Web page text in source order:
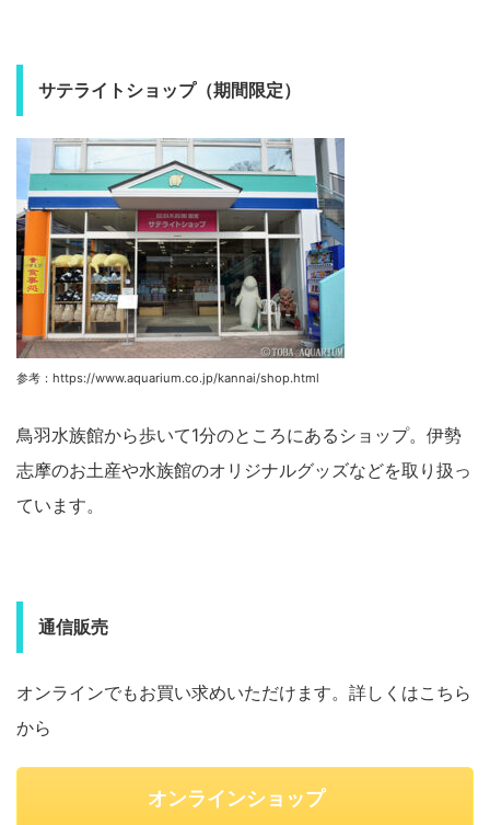
サテライトショップ（期間限定）
参考：https://www.aquarium.co.jp/kannai/shop.html
鳥羽水族館から歩いて1分のところにあるショップ。伊勢
志摩のお土産や水族館のオリジナルグッズなどを取り扱っ
ています。
通信販売
オンラインでもお買い求めいただけます。詳しくはこちら
から
オンラインショップ